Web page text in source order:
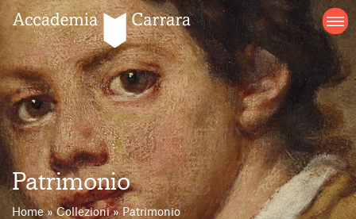
Salta
al
contenuto
Patrimonio
Home»Collezioni»Patrimonio